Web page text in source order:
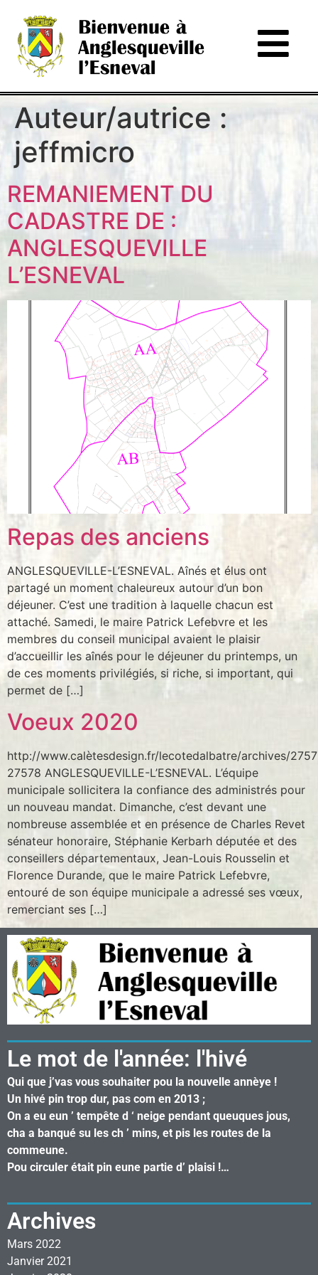
Auteur/autrice :
jeffmicro
REMANIEMENT DU
CADASTRE DE :
ANGLESQUEVILLE
L’ESNEVAL
Repas des anciens
ANGLESQUEVILLE-L’ESNEVAL. Aînés et élus ont
partagé un moment chaleureux autour d’un bon
déjeuner. C’est une tradition à laquelle chacun est
attaché. Samedi, le maire Patrick Lefebvre et les
membres du conseil municipal avaient le plaisir
d’accueillir les aînés pour le déjeuner du printemps, un
de ces moments privilégiés, si riche, si important, qui
permet de […]
Voeux 2020
http://www.calètesdesign.fr/lecotedalbatre/archives/
27578 ANGLESQUEVILLE-L’ESNEVAL. L’équipe
municipale sollicitera la confiance des administrés pour
un nouveau mandat. Dimanche, c’est devant une
nombreuse assemblée et en présence de Charles Revet
sénateur honoraire, Stéphanie Kerbarh députée et des
conseillers départementaux, Jean-Louis Rousselin et
Florence Durande, que le maire Patrick Lefebvre,
entouré de son équipe municipale a adressé ses vœux,
remerciant ses […]
Le mot de l'année: l'hivé
Qui que j’vas vous souhaiter pou la nouvelle annèye !
Un hivé pin trop dur, pas com en 2013 ;
On a eu eun ’ tempête d ‘ neige pendant queuques jous,
cha a banqué su les ch ’ mins, et pis les routes de la
commeune.
Pou circuler était pin eune partie d’ plaisi !…
Archives
Mars 2022
Janvier 2021